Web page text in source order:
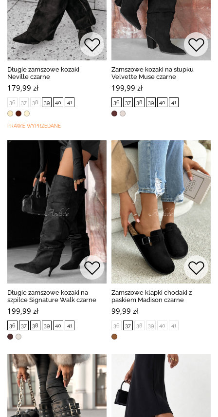
Długie zamszowe kozaki
Neville czarne
179,99 zł
36 37 38 39 40 41
PRAWIE WYPRZEDANE
Zamszowe kozaki na słupku
Velvette Muse czarne
199,99 zł
36 37 38 39 40 41
Długie zamszowe kozaki na
szpilce Signature Walk czarne
199,99 zł
36 37 38 39 40 41
Zamszowe klapki chodaki z
paskiem Madison czarne
99,99 zł
36 37 38 39 40 41